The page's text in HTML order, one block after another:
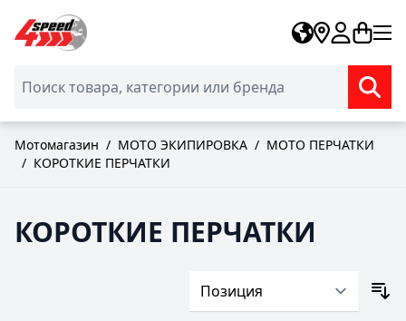
Skip to Content
Мотомагазин / МОТО ЭКИПИРОВКА / МОТО ПЕРЧАТКИ
/ КОРОТКИЕ ПЕРЧАТКИ
КОРОТКИЕ ПЕРЧАТКИ